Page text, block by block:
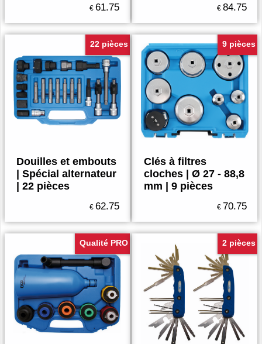
€ 61.75 € 84.75
22 pièces
Douilles et embouts
| Spécial alternateur
| 22 pièces
€ 62.75
9 pièces
Clés à filtres
cloches | Ø 27 - 88,8
mm | 9 pièces
€ 70.75
Qualité PRO 2 pièces